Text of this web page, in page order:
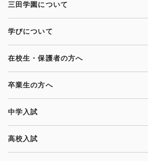
三田学園について
学びについて
在校生・保護者の方へ
卒業生の方へ
中学入試
高校入試